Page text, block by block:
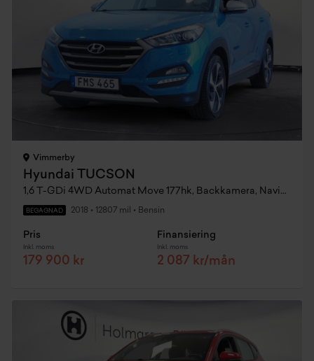
Vimmerby
Hyundai TUCSON
1,6 T-GDi 4WD Automat Move 177hk, Backkamera, Navigation, Lane Assist
BEGAGNAD 2018 • 12807 mil • Bensin
Pris
Inkl. moms
179 900 kr
Finansiering
Inkl. moms
2 087 kr/mån